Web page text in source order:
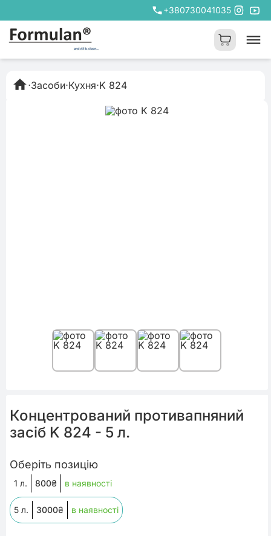
+380730041035
⋅Засоби⋅Кухня⋅K 824
Концентрований противапняний
засіб K 824 - 5 л.
Оберіть позицію
1 л. 800₴ в наявності
5 л. 3000₴ в наявності